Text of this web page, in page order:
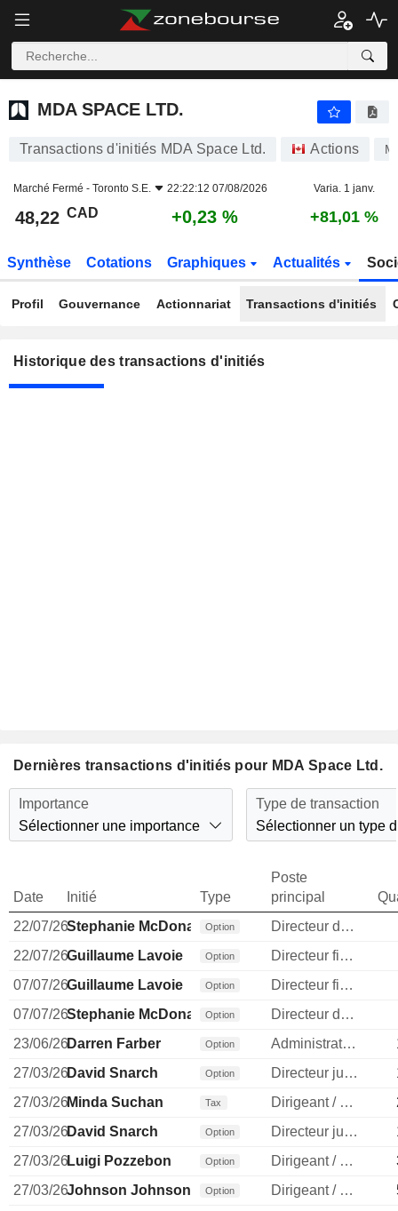
MDA SPACE LTD.
MDA SPACE LTD.
Transactions d'initiés MDA Space Ltd. Actions
Marché Fermé - Toronto S.E. 22:22:12 07/08/2026 Varia. 1 janv.
48,22 CAD +0,23 % +81,01 %
Synthèse Cotations Graphiques Actualités
Profil Gouvernance Actionnariat Transactions d'initiés
Historique des transactions d'initiés
Dernières transactions d'initiés pour MDA Space Ltd.
Importance
Sélectionner une importance
Type de transaction
Sélectionner un type
Date Initié Type
Poste
principal
22/07/26Stephanie McDonaldOption
Directeur des ressources humaines
22/07/26Guillaume Lavoie Option
Directeur financier
07/07/26Guillaume Lavoie Option
Directeur financier
07/07/26Stephanie McDonaldOption
Directeur des ressources humaines
23/06/26Darren Farber Option Administrateur
27/03/26David Snarch Option Directeur juridique
27/03/26Minda Suchan Tax Dirigeant / cadre principal
27/03/26David Snarch Option Directeur juridique
27/03/26Luigi Pozzebon Option Dirigeant / cadre principal
27/03/26Johnson Johnson Option Dirigeant / cadre principal